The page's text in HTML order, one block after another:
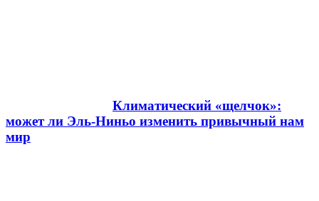
Климатический «щелчок»:
может ли Эль-Ниньо изменить привычный нам
мир